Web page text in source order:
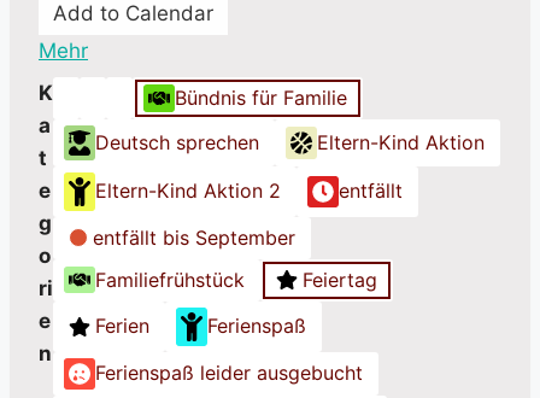
Add to Calendar
Mehr
Telefonische
Sprechstunde
Lokales
Bündnis
für
Familie
Germering
K
a
t
e
g
o
ri
e
n
a
t
e
g
o
r
e
o
a
t
e
g
o
r
e
o
a
e
g
r
i
o
Bündnis für Familie
Deutsch sprechen
Eltern-Kind Aktion
Eltern-Kind Aktion 2
entfällt
entfällt bis September
Familiefrühstück
Feiertag
Ferien
Ferienspaß
Ferienspaß leider ausgebucht